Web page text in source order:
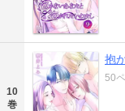
10
巻
抱
50